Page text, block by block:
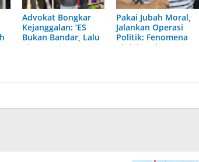
Advokat Bongkar
Kejanggalan: ‘ES
Bukan Bandar, Lalu
Siapa Bos
Pakai Jubah Moral,
Jalankan Operasi
Politik: Fenomena
Aktivis Palsu